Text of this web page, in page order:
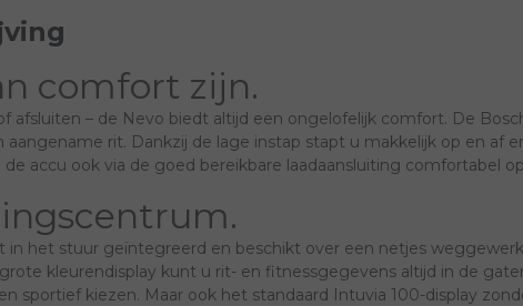
comfort zijn.
afsluiten – de Nevo biedt altijd een ongelofelijk comfort. De
aangename rit. Dankzij de lage instap stapt u makkelijk op en
accu ook via de goed bereikbare laadaansluiting comfortabel
in het stuur geïntegreerd en beschikt over een netjes
kleurendisplay kunt u rit- en fitnessgegevens altijd in de
sportief kiezen. Maar ook het standaard Intuvia 100-display